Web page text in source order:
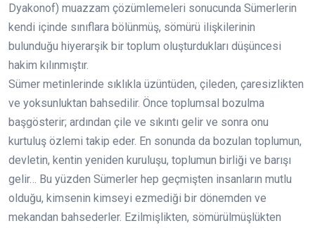
Dyakonof) muazzam çözümlemeleri sonucunda Sümerlerin
kendi içinde sınıflara bölünmüş, sömürü ilişkilerinin
bulunduğu hiyerarşik bir toplum oluşturdukları düşüncesi
hakim kılınmıştır.
Sümer metinlerinde sıklıkla üzüntüden, çileden, çaresizlikten
ve yoksunluktan bahsedilir. Önce toplumsal bozulma
başgösterir; ardından çile ve sıkıntı gelir ve sonra onu
kurtuluş özlemi takip eder. En sonunda da bozulan toplumun,
devletin, kentin yeniden kuruluşu, toplumun birliği ve barışı
gelir… Bu yüzden Sümerler hep geçmişten insanların mutlu
olduğu, kimsenin kimseyi ezmediği bir dönemden ve
mekandan bahsederler. Ezilmişlikten, sömürülmüşlükten